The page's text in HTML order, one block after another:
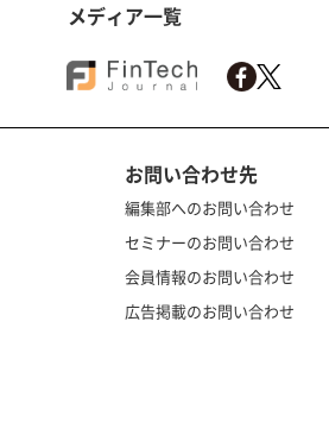
メディア一覧
お問い合わせ先
編集部へのお問い合わせ
セミナーのお問い合わせ
会員情報のお問い合わせ
広告掲載のお問い合わせ